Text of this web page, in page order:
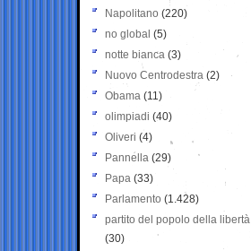
Napolitano (220)
no global (5)
notte bianca (3)
Nuovo Centrodestra (2)
Obama (11)
olimpiadi (40)
Oliveri (4)
Pannella (29)
Papa (33)
Parlamento (1.428)
partito del popolo della libertà
(30)